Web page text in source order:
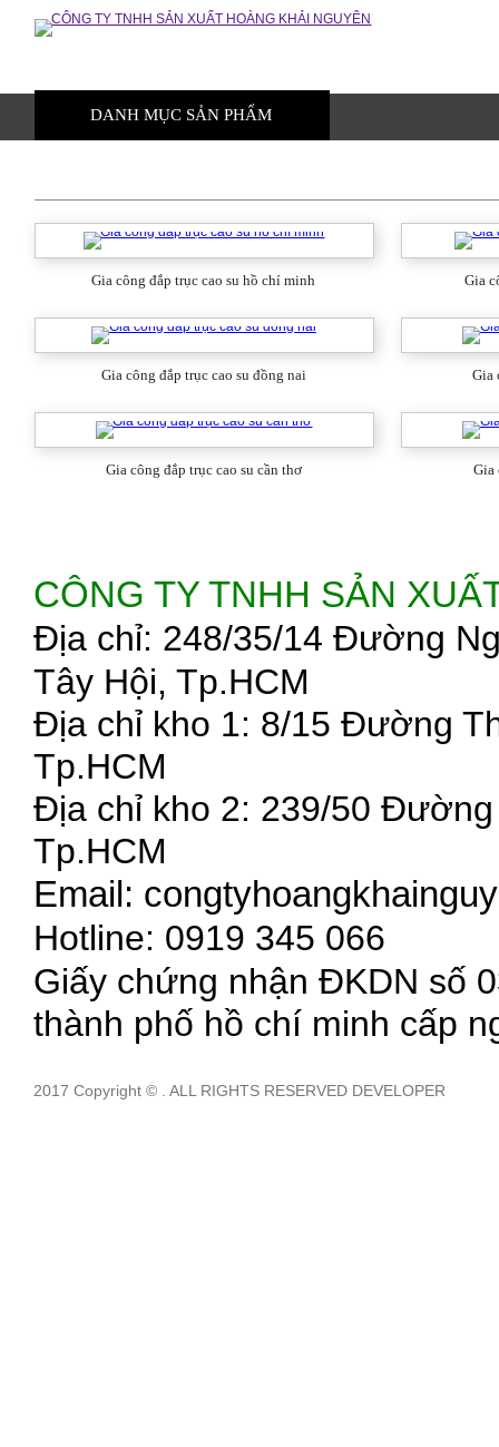
DANH MỤC SẢN PHẨM
Nhựa kỹ thuật
Mút eva
Ron cao su
Cao su tấm
Thảm lót sàn
Cao su silicone
Amiang chịu nhiệt
Đệm chống va
Cao su cầu đường
Gia công cao su
Cao su chân máy
Gia công đắp trục cao su hồ chí minh Gia
Gia công đắp trục cao su đồng nai Gia
Gia công đắp trục cao su cần thơ Gia
CÔNG TY TNHH SẢN
Địa chỉ: 248/35/14 Đường
Tây Hội, Tp.HCM
Địa chỉ kho 1: 8/15 Đường
Tp.HCM
Địa chỉ kho 2: 239/50
Tp.HCM
Email:
Hotline: 0919 345 066
Giấy chứng nhận ĐKDN số
thành phố hồ chí minh cấp
2017 Copyright © . ALL RIGHTS RESERVED DEVELOPER